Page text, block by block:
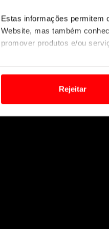
Estas informações permitem
Website, mas também
promover produtos e/ou
Usamos cookies para
funcionalidades de redes
Adicionalmente partilhamos
Rejeitar